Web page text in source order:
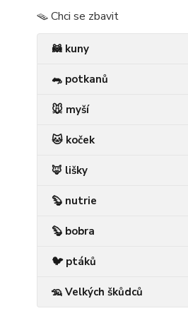
🪤 Chci se zbavit
🦝 kuny
🐀 potkanů
🐭 myší
🐱 koček
🦊 lišky
🦫 nutrie
🦫 bobra
🐦 ptáků
🦡 Velkých škůdců